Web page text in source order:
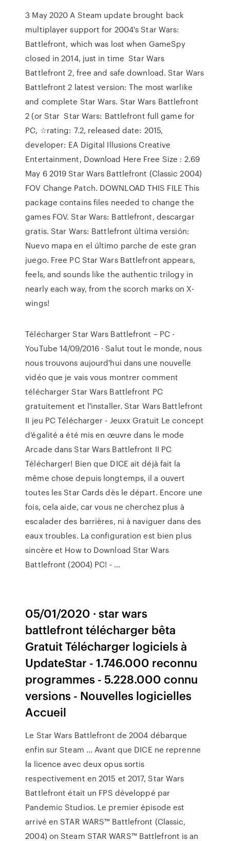
3 May 2020 A Steam update brought back
multiplayer support for 2004's Star Wars:
Battlefront, which was lost when GameSpy
closed in 2014, just in time Star Wars
Battlefront 2, free and safe download. Star Wars
Battlefront 2 latest version: The most warlike
and complete Star Wars. Star Wars Battlefront
2 (or Star Star Wars: Battlefront full game for
PC, ☆rating: 7.2, released date: 2015,
developer: EA Digital Illusions Creative
Entertainment, Download Here Free Size : 2.69
May 6 2019 Star Wars Battlefront (Classic 2004)
FOV Change Patch. DOWNLOAD THIS FILE This
package contains files needed to change the
games FOV. Star Wars: Battlefront, descargar
gratis. Star Wars: Battlefront última versión:
Nuevo mapa en el último parche de este gran
juego. Free PC Star Wars Battlefront appears,
feels, and sounds like the authentic trilogy in
nearly each way, from the scorch marks on X-
wings!
Télécharger Star Wars Battlefront – PC -
YouTube 14/09/2016 · Salut tout le monde, nous
nous trouvons aujourd'hui dans une nouvelle
vidéo que je vais vous montrer comment
télécharger Star Wars Battlefront PC
gratuitement et l'installer. Star Wars Battlefront
II jeu PC Télécharger - Jeuxx Gratuit Le concept
d’égalité a été mis en œuvre dans le mode
Arcade dans Star Wars Battlefront II PC
Télécharger! Bien que DICE ait déjà fait la
même chose depuis longtemps, il a ouvert
toutes les Star Cards dès le départ. Encore une
fois, cela aide, car vous ne cherchez plus à
escalader des barrières, ni à naviguer dans des
eaux troubles. La configuration est bien plus
sincère et How to Download Star Wars
Battlefront (2004) PC! - …
05/01/2020 · star wars
battlefront télécharger bêta
Gratuit Télécharger logiciels à
UpdateStar - 1.746.000 reconnu
programmes - 5.228.000 connu
versions - Nouvelles logicielles
Accueil
Le Star Wars Battlefront de 2004 débarque
enfin sur Steam ... Avant que DICE ne reprenne
la licence avec deux opus sortis
respectivement en 2015 et 2017, Star Wars
Battlefront était un FPS développé par
Pandemic Studios. Le premier épisode est
arrivé en STAR WARS™ Battlefront (Classic,
2004) on Steam STAR WARS™ Battlefront is an